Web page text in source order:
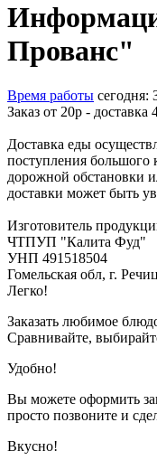
Прованс"
Время работы сегодня:
Заказ от 20р - доставка
Доставка еды
поступления большого
дорожной обстановки
доставки может быть
Изготовитель
ЧТПУП "Калита Фуд"
УНП 491518504
Гомельская обл, г.
Легко!
Заказать любимое
Сравнивайте,
Удобно!
Вы можете оформить
просто позвоните и
Вкусно!